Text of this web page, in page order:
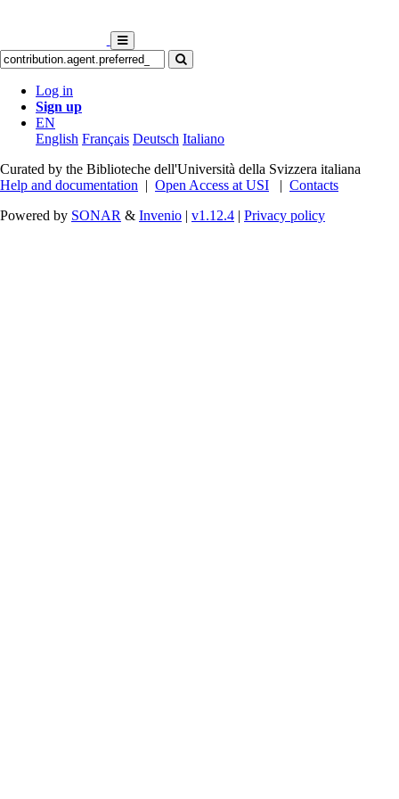
Log in
Sign up
EN
English Français Deutsch Italiano
Curated by the Biblioteche dell'Università della Svizzera italiana
Help and documentation | Open Access at USI | Contacts
Powered by SONAR & Invenio | v1.12.4 | Privacy policy